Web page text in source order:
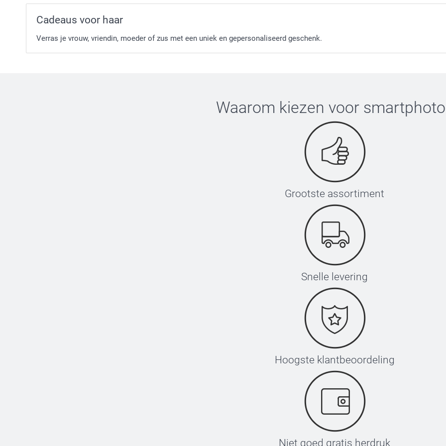
Cadeaus voor haar
Verras je vrouw, vriendin, moeder of zus met een uniek en gepersonaliseerd geschenk.
Waarom kiezen voor smartphoto
Grootste assortiment
Snelle levering
Hoogste klantbeoordeling
Niet goed gratis herdruk